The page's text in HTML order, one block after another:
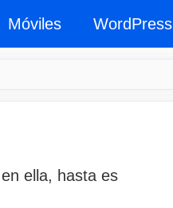
Móviles WordPress
ella, hasta es